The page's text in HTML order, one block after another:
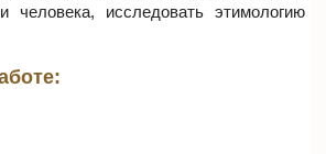
человека, исследовать этимологию